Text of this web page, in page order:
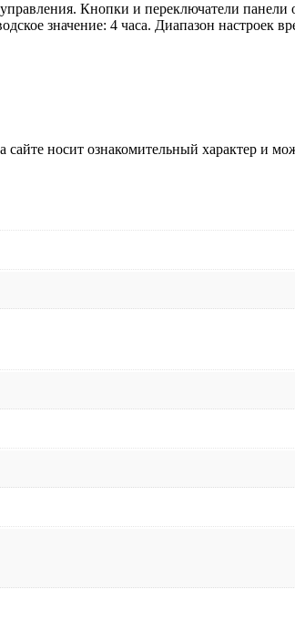
Кнопки и переключатели
значение: 4 часа. Диапазон настроек
носит ознакомительный характер и